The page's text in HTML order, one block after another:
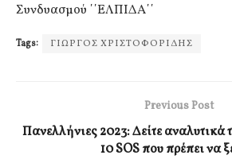
Συνδυασμού ΄΄ΕΛΠΙΔΑ΄΄
Tags: ΓΙΩΡΓΟΣ ΧΡΙΣΤΟΦΟΡΙΔΗΣ
Previous Post
Πανελλήνιες 2023: Δείτε
10 SOS που πρέπει να